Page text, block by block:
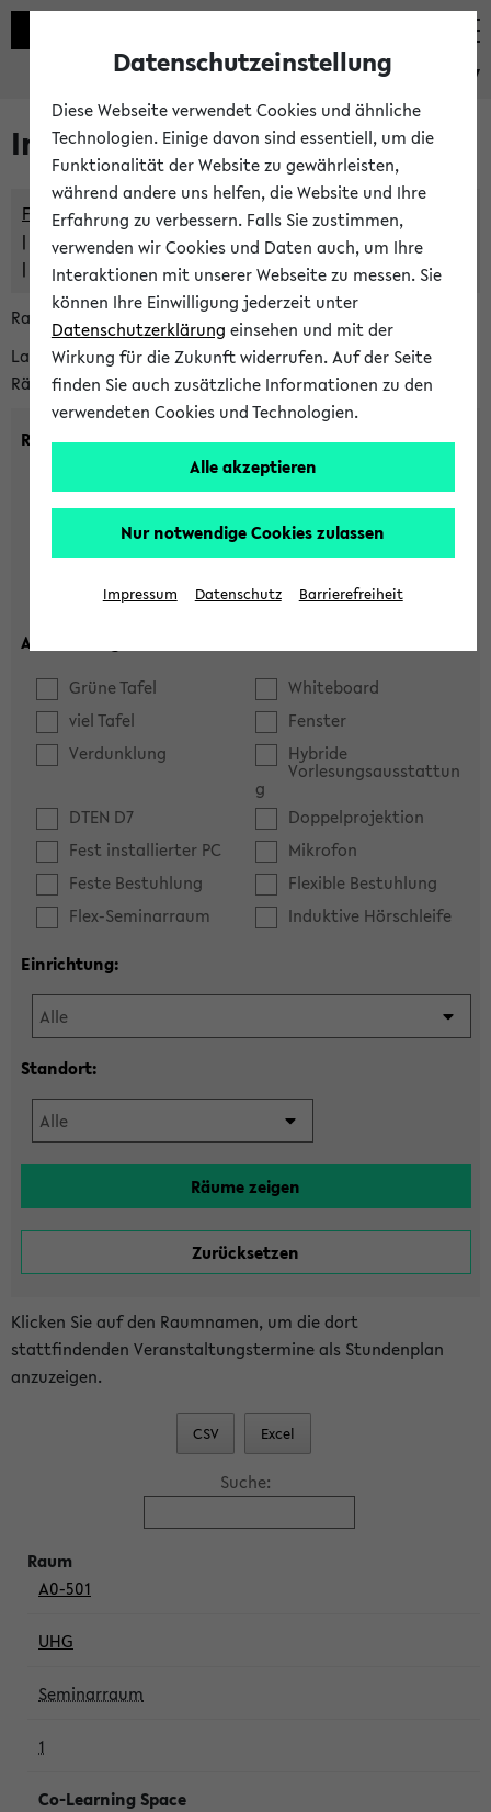
eKVV
Im eKVV verwaltete Räume
Freie Räume und Veranstaltungsüberschneidungen
Raumüberschneidungen
Hinweise der zentralen Raumvergabe
Raumanfragen:
raumvergabe@uni-bielefeld.de
Lassen Sie sich alle Räume anzeigen oder suchen Sie nach
Räumen mit bestimmten Eigenschaften:
Raumkriterien:
max. Plätze:
Ausstattung:
Grüne Tafel
Whiteboard
viel Tafel
Fenster
Verdunklung
Hybride
Vorlesungsausstattun
g
DTEN D7
Doppelprojektion
Fest installierter PC
Mikrofon
Feste Bestuhlung
Flexible Bestuhlung
Flex-Seminarraum
Induktive Hörschleife
Einrichtung:
Standort:
Klicken Sie auf den Raumnamen, um die dort
stattfindenden Veranstaltungstermine als Stundenplan
anzuzeigen.
CSV Excel
Suche:
A0-501
UHG
Seminarraum
1
Co-Learning Space
Datenschutzeinstellung
Diese Webseite verwendet Cookies und ähnliche
Technologien. Einige davon sind essentiell, um die
Funktionalität der Website zu gewährleisten,
während andere uns helfen, die Website und Ihre
Erfahrung zu verbessern. Falls Sie zustimmen,
verwenden wir Cookies und Daten auch, um Ihre
Interaktionen mit unserer Webseite zu messen. Sie
können Ihre Einwilligung jederzeit unter
Datenschutzerklärung einsehen und mit der
Wirkung für die Zukunft widerrufen. Auf der Seite
finden Sie auch zusätzliche Informationen zu den
verwendeten Cookies und Technologien.
Alle akzeptieren
Nur notwendige Cookies zulassen
Impressum Datenschutz Barrierefreiheit